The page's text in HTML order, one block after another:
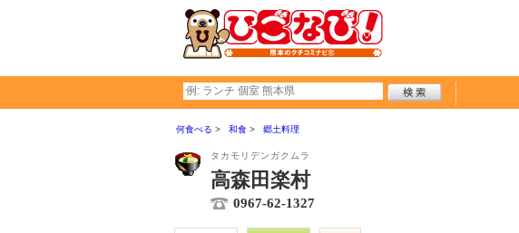
何食べる 和食 郷土料理
タカモリデンガクムラ
高森田楽村
0967-62-1327